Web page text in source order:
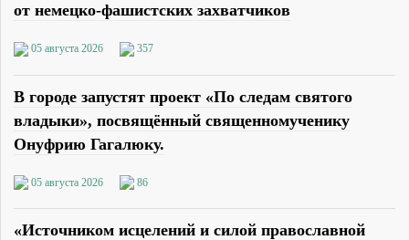
от немецко-фашистских захватчиков
05 августа 2026 357
В городе запустят проект «По следам святого
владыки», посвящённый священномученику
Онуфрию Гагалюку.
05 августа 2026 86
«Источником исцелений и силой православной